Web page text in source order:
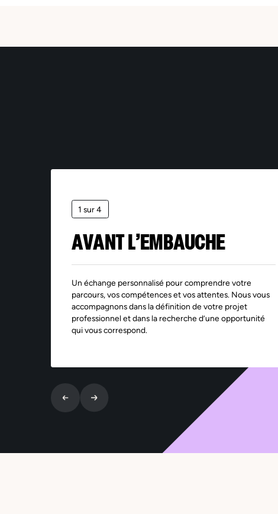
la
ses
dans
la
1 sur 4
AVANT L’EMBAUCHE
Un échange personnalisé pour comprendre votre
parcours, vos compétences et vos attentes. Nous vous
accompagnons dans la définition de votre projet
professionnel et dans la recherche d’une opportunité
qui vous correspond.